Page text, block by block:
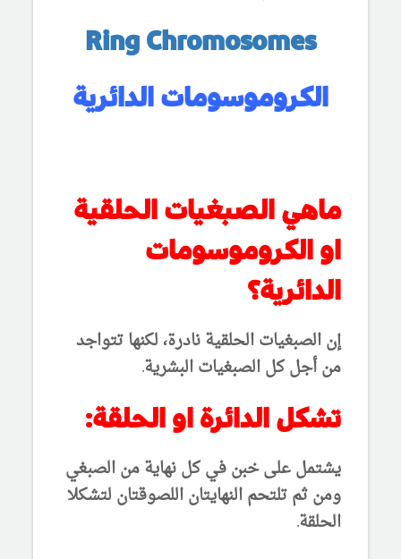
Ring Chromosomes
الكروموسومات الدائرية
ماهي الصبغيات الحلقية
او الكروموسومات
الدائرية؟
إن الصبغيات الحلقية نادرة، لكنها تتواجد
من أجل كل الصبغيات البشرية.
تشكل الدائرة او الحلقة:
يشتمل على خبن في كل نهاية من الصبغي
ومن ثم تلتحم النهايتان اللصوقتان لتشكلا
الحلقة.